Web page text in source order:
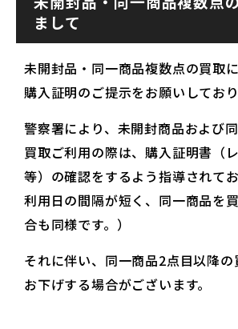
まして
未開封品・同一商品複数点の買取
購入証明のご提示をお願いしており
警察署により、未開封商品および
買取ご利用の際は、購入証明書（
等）の確認をするよう指導されて
利用日の間隔が短く、同一商品を
合も同様です。）
それに伴い、同一商品2点目以降
お下げする場合がございます。